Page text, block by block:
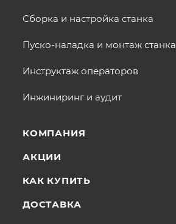
Сборка и настройка станка
Пуско-наладка и монтаж станка
Инструктаж операторов
Инжиниринг и аудит
КОМПАНИЯ
АКЦИИ
КАК КУПИТЬ
ДОСТАВКА